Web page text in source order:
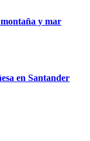
y mar
en Santander